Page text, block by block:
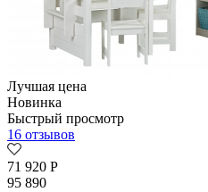
Лучшая цена
Новинка
Быстрый просмотр
16 отзывов
71 920 Р
95 890